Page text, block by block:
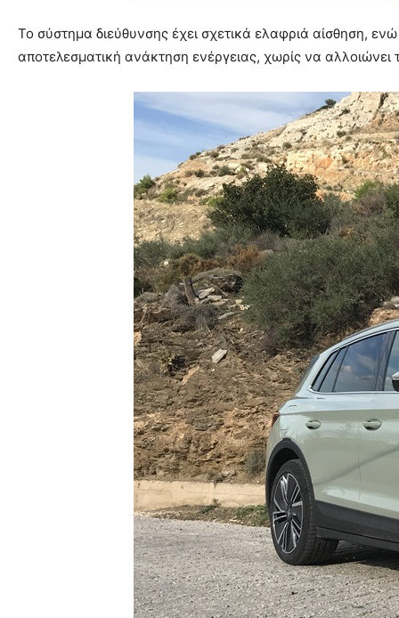
Το σύστημα διεύθυνσης έχει σχετικά ελαφριά αίσθηση,
αποτελεσματική ανάκτηση ενέργειας, χωρίς να